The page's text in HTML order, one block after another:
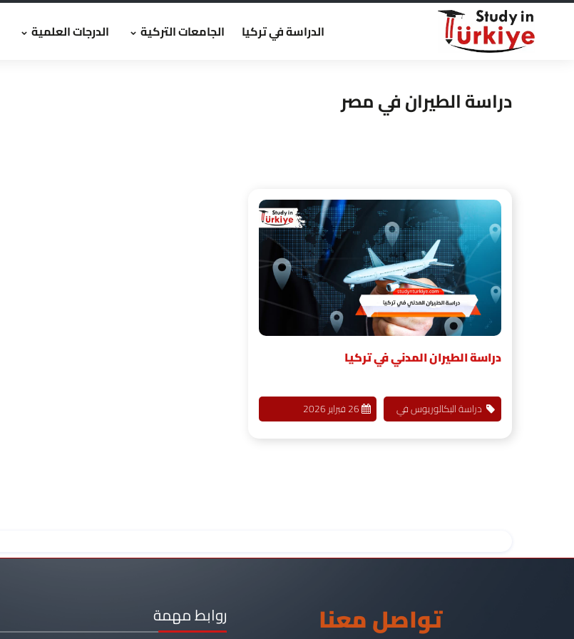
الدراسة في تركيا الجامعات التركية الدرجات العلمية
دراسة الطيران في مصر
دراسة الطيران المدني في تركيا
دراسة البكالوريوس في
26 فبراير 2026
تواصل معنا روابط مهمة